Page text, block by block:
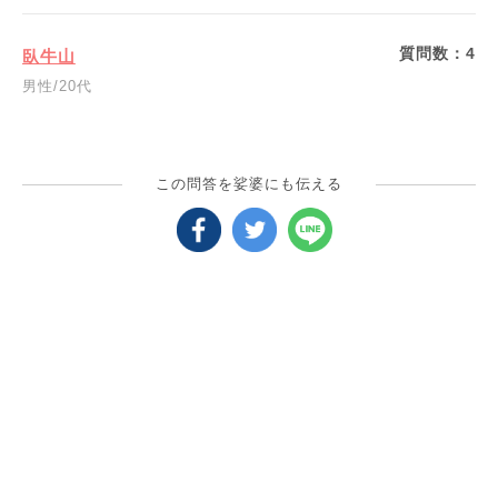
臥牛山
男性/20代
質問数：4
この問答を娑婆にも伝える